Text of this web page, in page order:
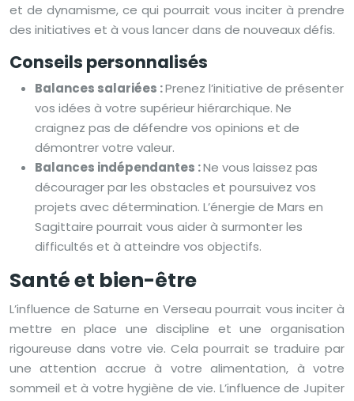
et de dynamisme, ce qui pourrait vous inciter à prendre
des initiatives et à vous lancer dans de nouveaux défis.
Conseils personnalisés
Balances salariées :Prenez l’initiative de présenter
vos idées à votre supérieur hiérarchique. Ne
craignez pas de défendre vos opinions et de
démontrer votre valeur.
Balances indépendantes :Ne vous laissez pas
décourager par les obstacles et poursuivez vos
projets avec détermination. L’énergie de Mars en
Sagittaire pourrait vous aider à surmonter les
difficultés et à atteindre vos objectifs.
Santé et bien-être
L’influence de Saturne en Verseau pourrait vous inciter à
mettre en place une discipline et une organisation
rigoureuse dans votre vie. Cela pourrait se traduire par
une attention accrue à votre alimentation, à votre
sommeil et à votre hygiène de vie. L’influence de Jupiter